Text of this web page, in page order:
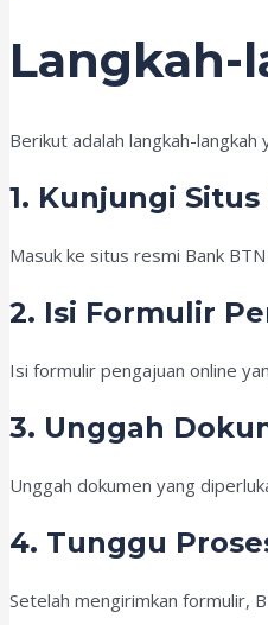
Langkah-
Berikut adalah langkah-
1. Kunjungi Situs
Masuk ke situs resmi Bank
2. Isi Formulir
Isi formulir pengajuan online
3. Unggah
Unggah dokumen yang
4. Tunggu
Setelah mengirimkan formulir,